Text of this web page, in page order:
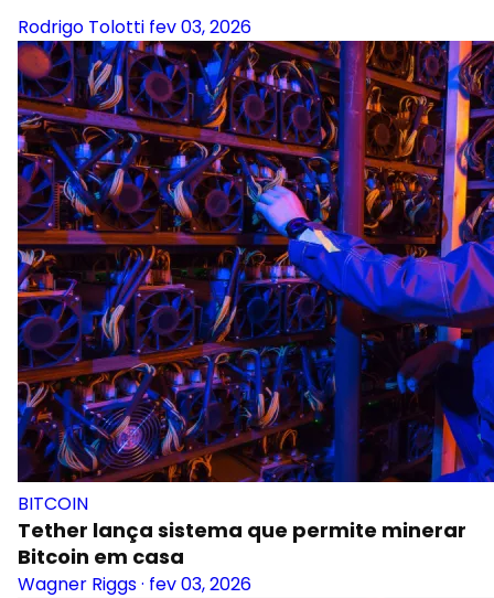
Rodrigo Tolotti fev 03, 2026
BITCOIN
Tether lança sistema que permite minerar
Bitcoin em casa
Wagner Riggs· fev 03, 2026